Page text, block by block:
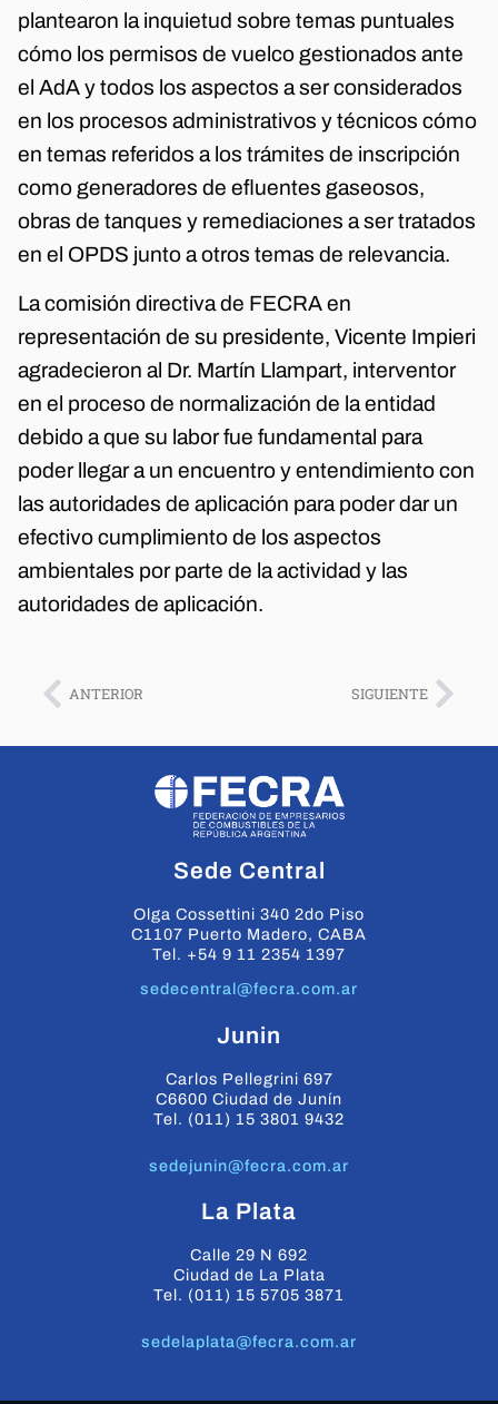
plantearon la inquietud sobre temas puntuales
cómo los permisos de vuelco gestionados ante
el AdA y todos los aspectos a ser considerados
en los procesos administrativos y técnicos cómo
en temas referidos a los trámites de inscripción
como generadores de efluentes gaseosos,
obras de tanques y remediaciones a ser tratados
en el OPDS junto a otros temas de relevancia.
La comisión directiva de FECRA en
representación de su presidente, Vicente Impieri
agradecieron al Dr. Martín Llampart, interventor
en el proceso de normalización de la entidad
debido a que su labor fue fundamental para
poder llegar a un encuentro y entendimiento con
las autoridades de aplicación para poder dar un
efectivo cumplimiento de los aspectos
ambientales por parte de la actividad y las
autoridades de aplicación.
ANTERIOR SIGUIENTE
Sede Central
Olga Cossettini 340 2do Piso
C1107 Puerto Madero, CABA
Tel. +54 9 11 2354 1397
sedecentral@fecra.com.ar
Junin
Carlos Pellegrini 697
C6600 Ciudad de Junín
Tel. (011) 15 3801 9432
sedejunin@fecra.com.ar
La Plata
Calle 29 N 692
Ciudad de La Plata
Tel. (011) 15 5705 3871
sedelaplata@fecra.com.ar